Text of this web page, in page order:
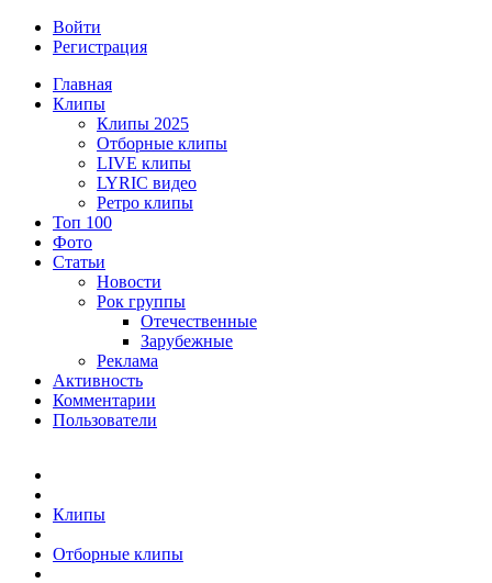
Войти
Регистрация
Главная
Клипы
Клипы 2025
Отборные клипы
LIVE клипы
LYRIC видео
Ретро клипы
Топ 100
Фото
Статьи
Новости
Рок группы
Отечественные
Зарубежные
Реклама
Активность
Комментарии
Пользователи
Клипы
Отборные клипы